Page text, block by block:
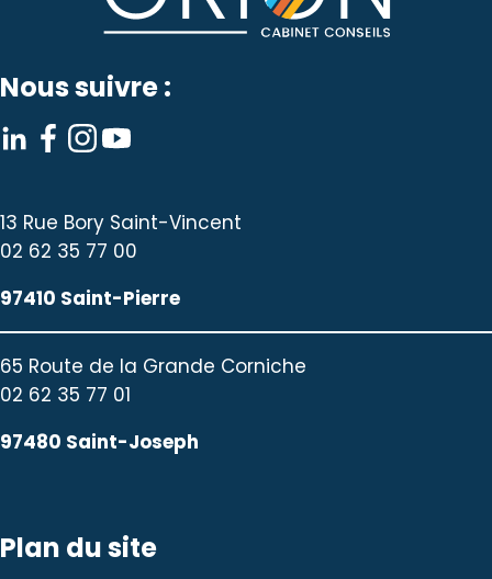
Nous suivre :
13 Rue Bory Saint-Vincent
02 62 35 77 00
97410 Saint-Pierre
65 Route de la Grande Corniche
02 62 35 77 01
97480 Saint-Joseph
Plan du site